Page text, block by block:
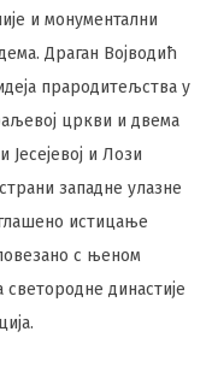
и монументални
Драган Војводић
прародитељства у
цркви и двема
и Лози
западне улазне
истицање
с њеном
династије